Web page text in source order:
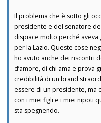
Il problema che è sotto gli
presidente e del senatore
dispiace molto perché aveva
per la Lazio. Queste cose
ho avuto anche dei riscontri
d’amore, di chi ama e prova
credibilità di un brand
essere di un presidente, ma
con i miei figli e i miei nipoti
sta spegnendo.